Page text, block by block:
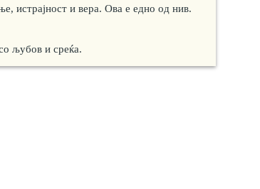
истрајност и вера. Ова е едно од нив.
љубов и среќа.